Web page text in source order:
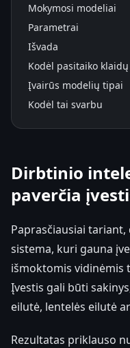
Mokymosi modeliai
Parametrai
Išvada
Kodėl pasitaiko klaidų
Įvairūs modelių tipai
Kodėl tai svarbu
Dirbtinio
paverčia
Paprasčiausiai
sistema, kuri gauna
išmoktomis vidinėmis
Įvestis gali būti
eilutė, lentelės eilutė
Rezultatas priklauso